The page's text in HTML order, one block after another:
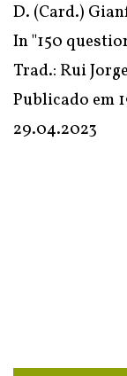
D. (Card.)
In "150
Trad.: Rui
Publicado em
29.04.2023